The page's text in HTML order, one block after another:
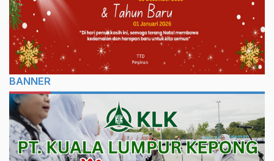
BANNER